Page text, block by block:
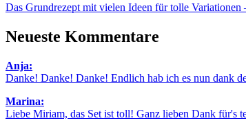
Das Grundrezept mit vielen Ideen für tolle Variationen
Neueste Kommentare
Anja:
Danke! Danke! Danke! Endlich hab ich es nun dank
Marina:
Liebe Miriam, das Set ist toll! Ganz lieben Dank für's